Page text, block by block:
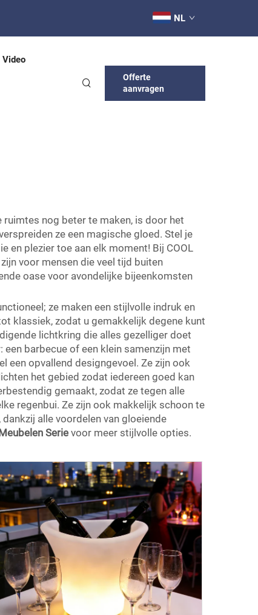
NL
Video
Offerte
aanvragen
nog beter te maken, is door het
ze een magische gloed. Stel je
en plezier toe aan elk moment! Bij COOL
voor mensen die veel tijd buiten
oase voor avondelijke bijeenkomsten
ze maken een stijlvolle indruk en
klassiek, zodat u gemakkelijk degene kunt
lichtkring die alles gezelliger doet
barbecue of een klein samenzijn met
een opvallend designgevoel. Ze zijn ook
het gebied zodat iedereen goed kan
gemaakt, zodat ze tegen alle
regenbui. Ze zijn ook makkelijk schoon te
alle voordelen van gloeiende
Serievoor meer stijlvolle opties.